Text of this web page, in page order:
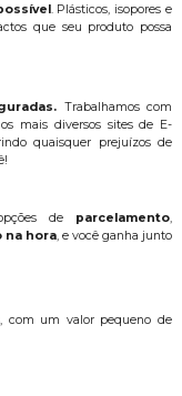
. Plásticos, isopores e
que seu produto possa
Trabalhamos com
mais diversos sites de E-
quaisquer prejuízos de
de parcelamento
na hora, e você ganha junto
com um valor pequeno de